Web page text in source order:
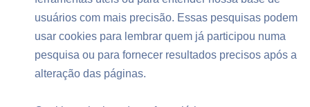
usuários com mais precisão. Essas pesquisas podem
usar cookies para lembrar quem já participou numa
pesquisa ou para fornecer resultados precisos após a
alteração das páginas.